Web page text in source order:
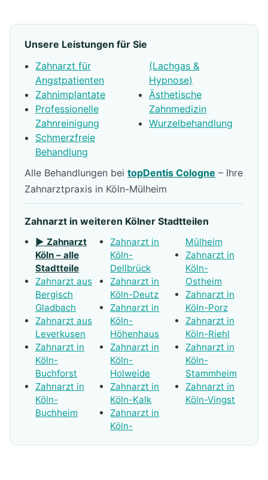
Unsere Leistungen für Sie
Zahnarzt für
Angstpatienten
Zahnimplantate
Professionelle
Zahnreinigung
Schmerzfreie
Behandlung
(Lachgas &
Hypnose)
Ästhetische
Zahnmedizin
Wurzelbehandlung
Alle Behandlungen bei topDentis Cologne – Ihre
Zahnarztpraxis in Köln-Mülheim
Zahnarzt in weiteren Kölner Stadtteilen
▶ Zahnarzt
Köln – alle
Stadtteile
Zahnarzt aus
Bergisch
Gladbach
Zahnarzt aus
Leverkusen
Zahnarzt in
Köln-
Buchforst
Zahnarzt in
Köln-
Buchheim
Zahnarzt in
Köln-
Dellbrück
Zahnarzt in
Köln-Deutz
Zahnarzt in
Köln-
Höhenhaus
Zahnarzt in
Köln-
Holweide
Zahnarzt in
Köln-Kalk
Zahnarzt in
Köln-
Mülheim
Zahnarzt in
Köln-
Ostheim
Zahnarzt in
Köln-Porz
Zahnarzt in
Köln-Riehl
Zahnarzt in
Köln-
Stammheim
Zahnarzt in
Köln-Vingst